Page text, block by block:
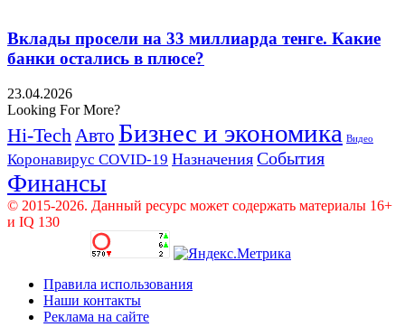
Вклады просели на 33 миллиарда тенге. Какие
банки остались в плюсе?
23.04.2026
Looking For More?
Hi-Tech Авто Бизнес и экономика Видео
Коронавирус COVID-19 Назначения События
Финансы
© 2015-2026. Данный ресурс может содержать материалы 16+
и IQ 130
Правила использования
Наши контакты
Реклама на сайте